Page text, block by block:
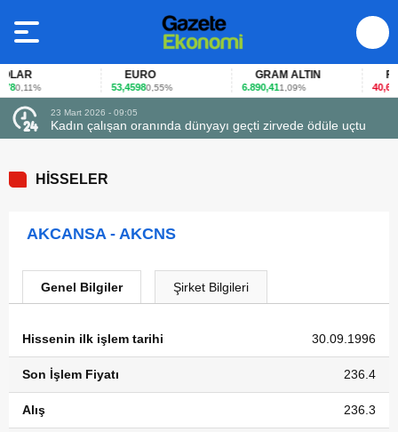
0,11%
EURO
53,45980,55%
GRAM ALTIN
6.890,411,09%
FAİZ
40,65-
23 Mart 2026 - 09:05
Kadın çalışan oranında dünyayı geçti zirvede ödüle uçtu
HİSSELER
AKCANSA - AKCNS
Genel Bilgiler Şirket Bilgileri
Hissenin ilk işlem tarihi 30.09.1996
Son İşlem Fiyatı 236.4
Alış 236.3